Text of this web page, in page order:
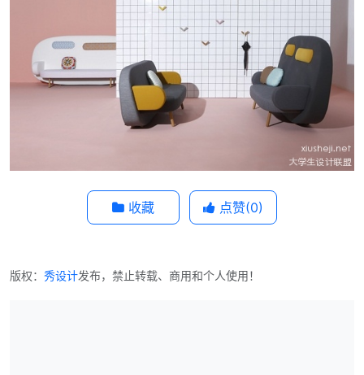
收藏 点赞(0)
版权： 秀设计发布，禁止转载、商用和个人使用！